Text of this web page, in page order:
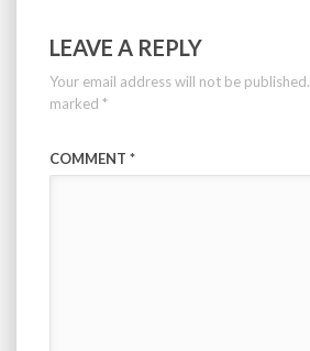
LEAVE A REPLY
Your email address will not be published.
marked *
COMMENT *